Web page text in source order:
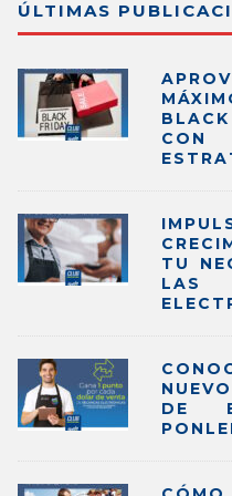
ÚLTIMAS
TU
LAS
DE